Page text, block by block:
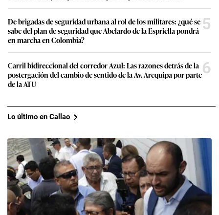
De brigadas de seguridad urbana al rol de los militares: ¿qué se
sabe del plan de seguridad que Abelardo de la Espriella pondrá
en marcha en Colombia?
5
Carril bidireccional del corredor Azul: Las razones detrás de la
postergación del cambio de sentido de la Av. Arequipa por parte
de la ATU
6
Lo último en Callao